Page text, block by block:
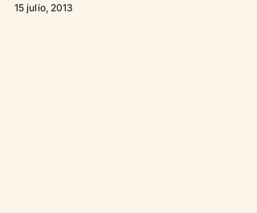
15 julio, 2013